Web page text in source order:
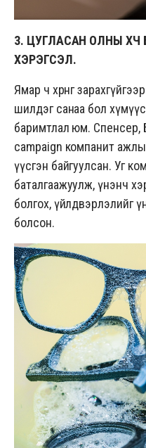
3. ЦУГЛАСАН ОЛНЫ ХҮЧ
ХЭРЭГСЭЛ.
Ямар ч хөрөнгө
шилдэг санаа бол
баримтлал юм. Спенсер,
campaign компанит
үүсгэн байгуулсан. Уг
баталгаажуулж, үнэнч
болгох, үйлдвэрлэлийг
болсон.